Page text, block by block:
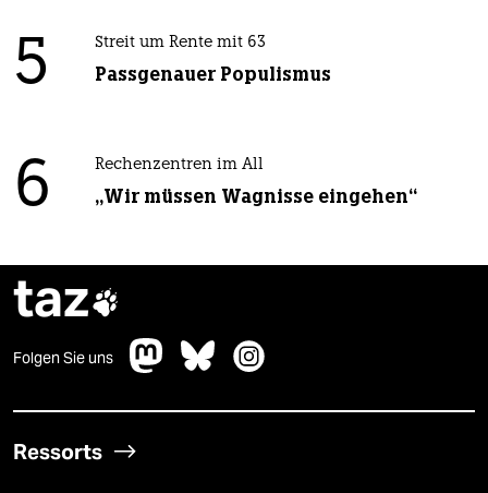
5 Streit um Rente mit 63
Passgenauer Populismus
6 Rechenzentren im All
„Wir müssen Wagnisse eingehen“
taz
Folgen Sie uns
Ressorts